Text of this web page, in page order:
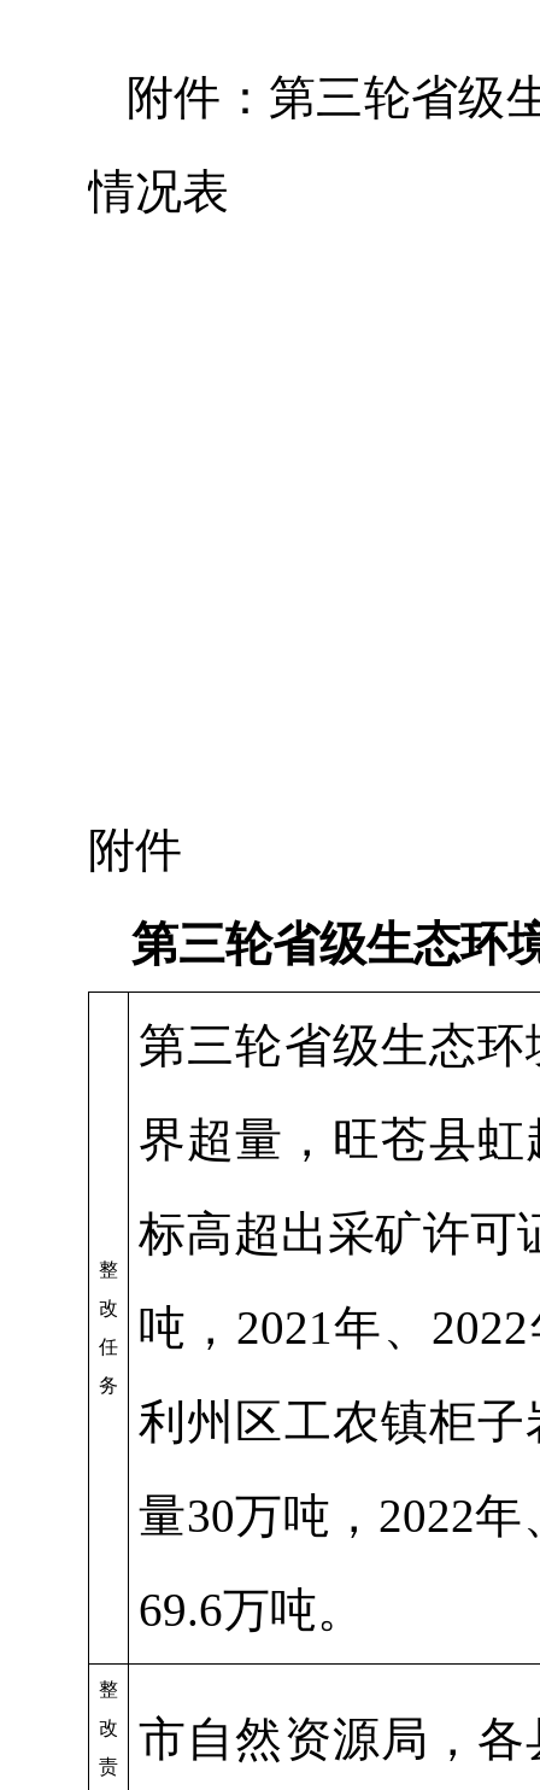
附件：第三轮省级
情况表
附件
第三轮省级生态环
整
改
任
务
第三轮省级生态
界超量，旺苍县
标高超出采矿许可
吨，2021年、
利州区工农镇柜
量30万吨，2022
69.6万吨。
整
改
责
市自然资源局，